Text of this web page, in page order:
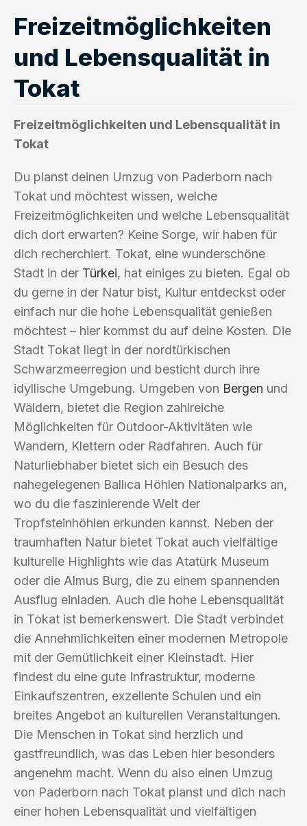
Freizeitmöglichkeiten
und Lebensqualität in
Tokat
Freizeitmöglichkeiten und Lebensqualität in
Tokat
Du planst deinen Umzug von Paderborn nach
Tokat und möchtest wissen, welche
Freizeitmöglichkeiten und welche Lebensqualität
dich dort erwarten? Keine Sorge, wir haben für
dich recherchiert. Tokat, eine wunderschöne
Stadt in der Türkei, hat einiges zu bieten. Egal ob
du gerne in der Natur bist, Kultur entdeckst oder
einfach nur die hohe Lebensqualität genießen
möchtest – hier kommst du auf deine Kosten. Die
Stadt Tokat liegt in der nordtürkischen
Schwarzmeerregion und besticht durch ihre
idyllische Umgebung. Umgeben von Bergen und
Wäldern, bietet die Region zahlreiche
Möglichkeiten für Outdoor-Aktivitäten wie
Wandern, Klettern oder Radfahren. Auch für
Naturliebhaber bietet sich ein Besuch des
nahegelegenen Ballıca Höhlen Nationalparks an,
wo du die faszinierende Welt der
Tropfsteinhöhlen erkunden kannst. Neben der
traumhaften Natur bietet Tokat auch vielfältige
kulturelle Highlights wie das Atatürk Museum
oder die Almus Burg, die zu einem spannenden
Ausflug einladen. Auch die hohe Lebensqualität
in Tokat ist bemerkenswert. Die Stadt verbindet
die Annehmlichkeiten einer modernen Metropole
mit der Gemütlichkeit einer Kleinstadt. Hier
findest du eine gute Infrastruktur, moderne
Einkaufszentren, exzellente Schulen und ein
breites Angebot an kulturellen Veranstaltungen.
Die Menschen in Tokat sind herzlich und
gastfreundlich, was das Leben hier besonders
angenehm macht. Wenn du also einen Umzug
von Paderborn nach Tokat planst und dich nach
einer hohen Lebensqualität und vielfältigen